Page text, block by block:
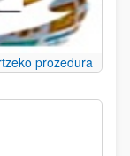
prozedura